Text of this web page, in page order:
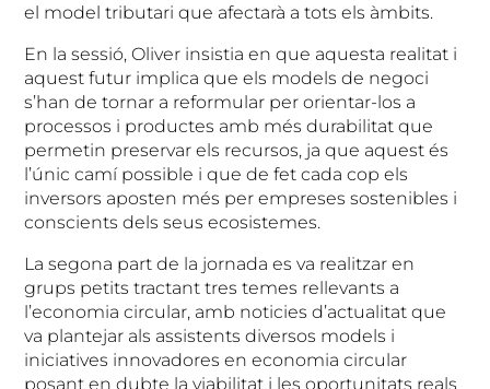
el model tributari que afectarà a tots els àmbits.
En la sessió, Oliver insistia en que aquesta realitat i
aquest futur implica que els models de negoci
s’han de tornar a reformular per orientar-los a
processos i productes amb més durabilitat que
permetin preservar els recursos, ja que aquest és
l’únic camí possible i que de fet cada cop els
inversors aposten més per empreses sostenibles i
conscients dels seus ecosistemes.
La segona part de la jornada es va realitzar en
grups petits tractant tres temes rellevants a
l’economia circular, amb noticies d’actualitat que
va plantejar als assistents diversos models i
iniciatives innovadores en economia circular
posant en dubte la viabilitat i les oportunitats reals